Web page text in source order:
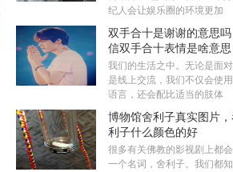
纪人会让娱乐圈的环境更加
双手合十是谢谢的意思
信双手合十表情是啥意思
我们的生活之中。无论是面
是线上交流，我们不仅会使
语言，还会配比适当的肢体
博物馆舍利子真实图片
利子什么颜色的好
很多有关佛教的影视剧上都
一个名词，舍利子。我们都